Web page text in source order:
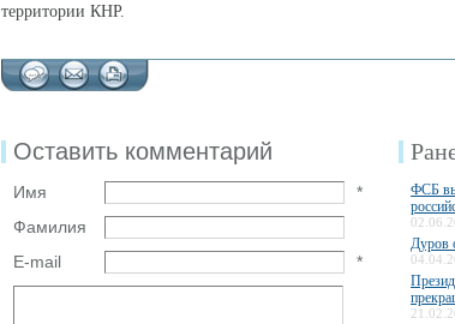
территории КНР.
Оставить комментарий
Имя
*
Фамилия
E-mail
*
ФСБ
Дуров